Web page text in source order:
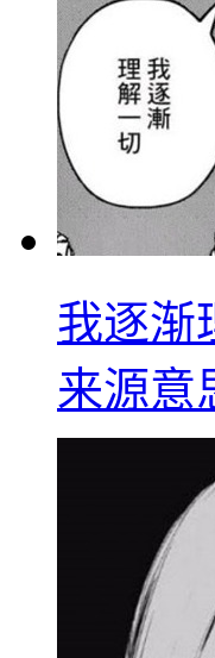
我逐渐
来源意